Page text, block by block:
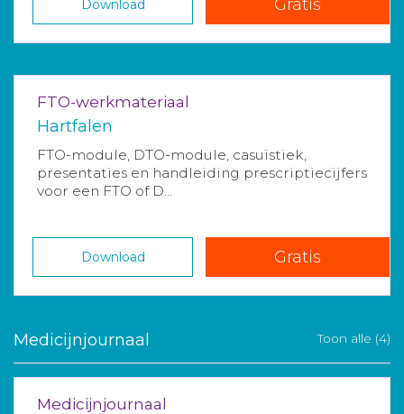
Download Gratis
FTO-werkmateriaal
Hartfalen
FTO-module, DTO-module, casuïstiek,
presentaties en handleiding prescriptiecijfers
voor een FTO of D...
Download Gratis
Medicijnjournaal Toon alle (4)
Medicijnjournaal